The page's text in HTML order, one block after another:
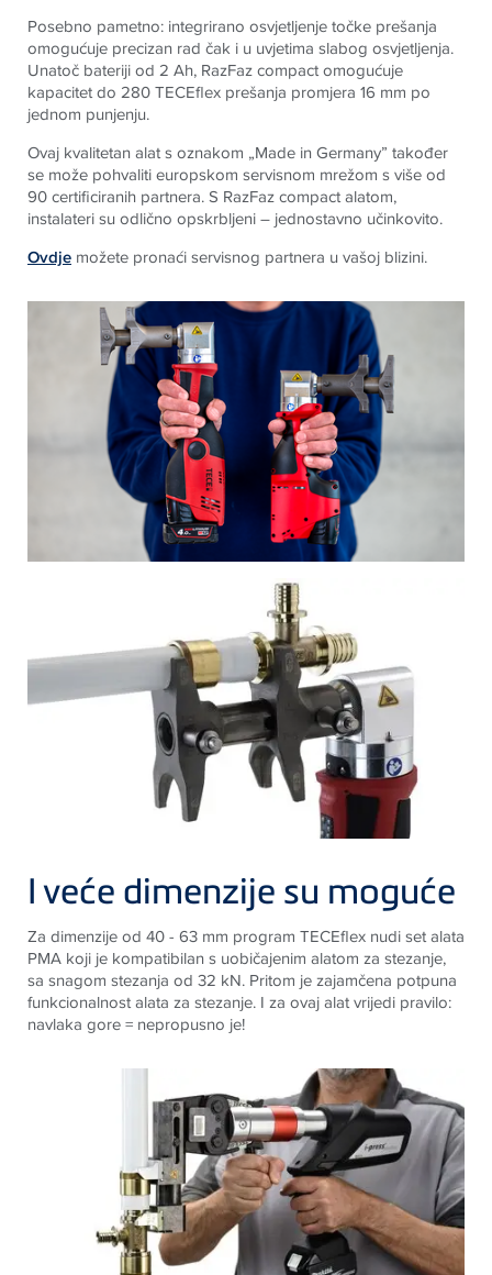
Posebno pametno: integrirano osvjetljenje točke prešanja
omogućuje precizan rad čak i u uvjetima slabog osvjetljenja.
Unatoč bateriji od 2 Ah, RazFaz compact omogućuje
kapacitet do 280 TECEflex prešanja promjera 16 mm po
jednom punjenju.
Ovaj kvalitetan alat s oznakom „Made in Germany” također
se može pohvaliti europskom servisnom mrežom s više od
90 certificiranih partnera. S RazFaz compact alatom,
instalateri su odlično opskrbljeni – jednostavno učinkovito.
Ovdje možete pronaći servisnog partnera u vašoj blizini.
I veće dimenzije su moguće
Za dimenzije od 40 - 63 mm program TECEflex nudi set alata
PMA koji je kompatibilan s uobičajenim alatom za stezanje,
sa snagom stezanja od 32 kN. Pritom je zajamčena potpuna
funkcionalnost alata za stezanje. I za ovaj alat vrijedi pravilo:
navlaka gore = nepropusno je!